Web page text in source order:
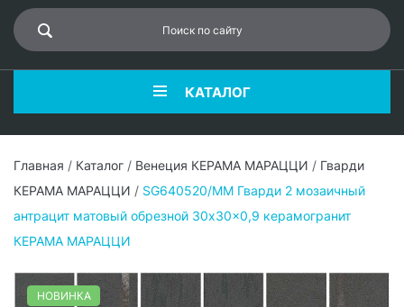
КАТАЛОГ
Главная / Каталог / Венеция КЕРАМА МАРАЦЦИ / Гварди
КЕРАМА МАРАЦЦИ / SG640520/MM Гварди 2 мозаичный
антрацит матовый обрезной 30x30x0,9 керамогранит
КЕРАМА МАРАЦЦИ
НОВИНКА